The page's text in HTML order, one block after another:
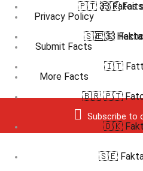
Privacy Policy
Submit Facts
More Facts
Subscribe to
🇵🇹 33 Fatos
🇸🇪 33 Fakta
🇫🇷 Faits
🇪🇸
🇮🇹 Fatti
🇧🇷 🇵🇹
🇩🇰
🇸🇪 Fakta